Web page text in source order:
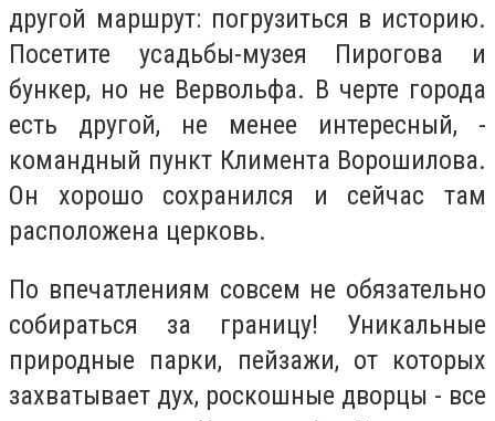
другой маршрут: погрузиться в историю.
Посетите усадьбы-музея Пирогова и
бункер, но не Вервольфа. В черте города
есть другой, не менее интересный, -
командный пункт Климента Ворошилова.
Он хорошо сохранился и сейчас там
расположена церковь.
По впечатлениям совсем не обязательно
собираться за границу! Уникальные
природные парки, пейзажи, от которых
захватывает дух, роскошные дворцы - все